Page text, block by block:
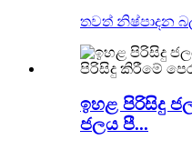
තවත් නිෂ්පාදන
ඉහළ පිරිසිදු
ජලය පී...